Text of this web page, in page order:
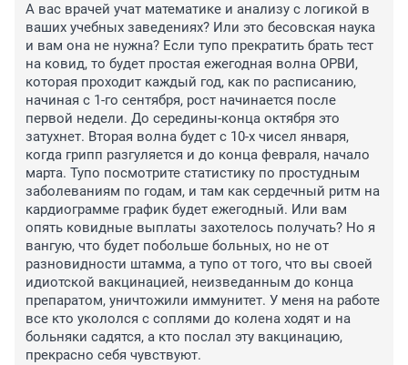
А вас врачей учат математике и анализу с логикой в
ваших учебных заведениях? Или это бесовская наука
и вам она не нужна? Если тупо прекратить брать тест
на ковид, то будет простая ежегодная волна ОРВИ,
которая проходит каждый год, как по расписанию,
начиная с 1-го сентября, рост начинается после
первой недели. До середины-конца октября это
затухнет. Вторая волна будет с 10-х чисел января,
когда грипп разгуляется и до конца февраля, начало
марта. Тупо посмотрите статистику по простудным
заболеваниям по годам, и там как сердечный ритм на
кардиограмме график будет ежегодный. Или вам
опять ковидные выплаты захотелось получать? Но я
вангую, что будет побольше больных, но не от
разновидности штамма, а тупо от того, что вы своей
идиотской вакцинацией, неизведанным до конца
препаратом, уничтожили иммунитет. У меня на работе
все кто укололся с соплями до колена ходят и на
больняки садятся, а кто послал эту вакцинацию,
прекрасно себя чувствуют.